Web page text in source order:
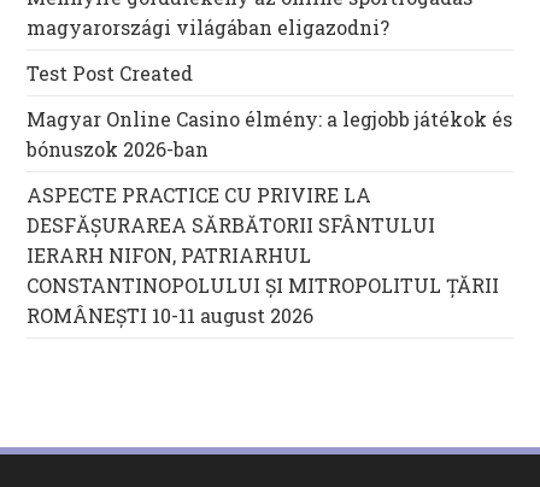
magyarországi világában eligazodni?
Test Post Created
Magyar Online Casino élmény: a legjobb játékok és
bónuszok 2026-ban
ASPECTE PRACTICE CU PRIVIRE LA
DESFĂȘURAREA SĂRBĂTORII SFÂNTULUI
IERARH NIFON, PATRIARHUL
CONSTANTINOPOLULUI ŞI MITROPOLITUL ȚĂRII
ROMÂNEȘTI 10-11 august 2026